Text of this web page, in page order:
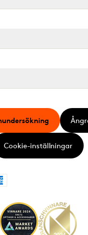
Express
Cookie-inställningar